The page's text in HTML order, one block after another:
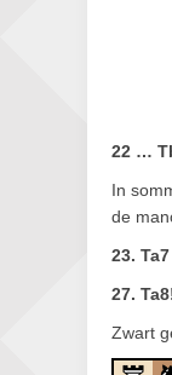
22 …
In
de
23.
27.
Zwart